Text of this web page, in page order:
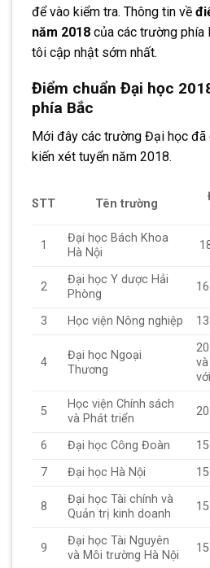
để vào kiểm tra. Thông tin về
năm 2018 của các trường phía
tôi cập nhật sớm nhất.
Điểm chuẩn Đại học
phía Bắc
Mới đây các trường Đại học
kiến xét tuyển năm 2018.
STT Tên trường
1
Đại học Bách Khoa
Hà Nội
2
Đại học Y dược Hải
Phòng
3 Học viện Nông nghiệp
4
Đại học Ngoại
Thương
5
Học viện Chính sách
và Phát triển
6 Đại học Công Đoàn
7
Đại học Hà Nội
8
Đại học Tài chính và
Quản trị kinh doanh
9
Đại học Tài Nguyên
và Môi trường Hà Nội